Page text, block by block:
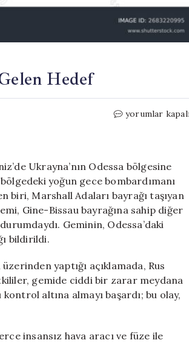
Hedef
Çinli
Gelen
Hedef
yorumlar
Ukrayna’nın Odessa bölgesine
yoğun gece bombardımanı
biri, Marshall Adaları bayrağı taşıyan
Gine-Bissau bayrağına sahip diğer
Geminin, Odessa’daki
bildirildi.
yaptığı açıklamada, Rus
gemide ciddi bir zarar meydana
altına almayı başardı; bu olay,
insansız hava aracı ve füze ile